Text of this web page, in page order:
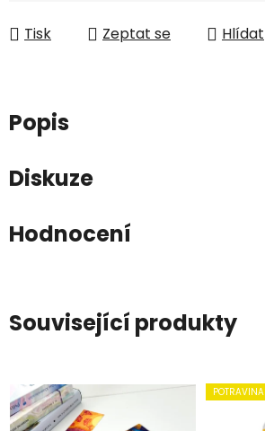
Tisk Zeptat se Hlídat
Popis
Diskuze
Hodnocení
Související produkty
POTRAVINA